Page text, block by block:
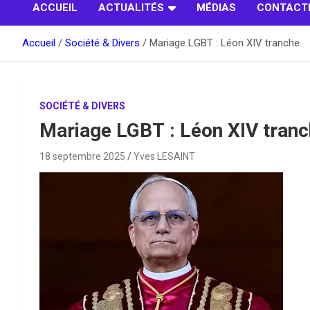
ACCUEIL ACTUALITÉS MÉDIAS
Accueil Société & Divers Mariage LGBT : Léon XIV tranche
SOCIÉTÉ & DIVERS
Mariage LGBT : Léon XIV
18 septembre 2025 Yves LESAINT